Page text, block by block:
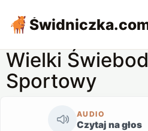
Świdniczka
Wielki
Sportowy
AUDIO
Czytaj na głos